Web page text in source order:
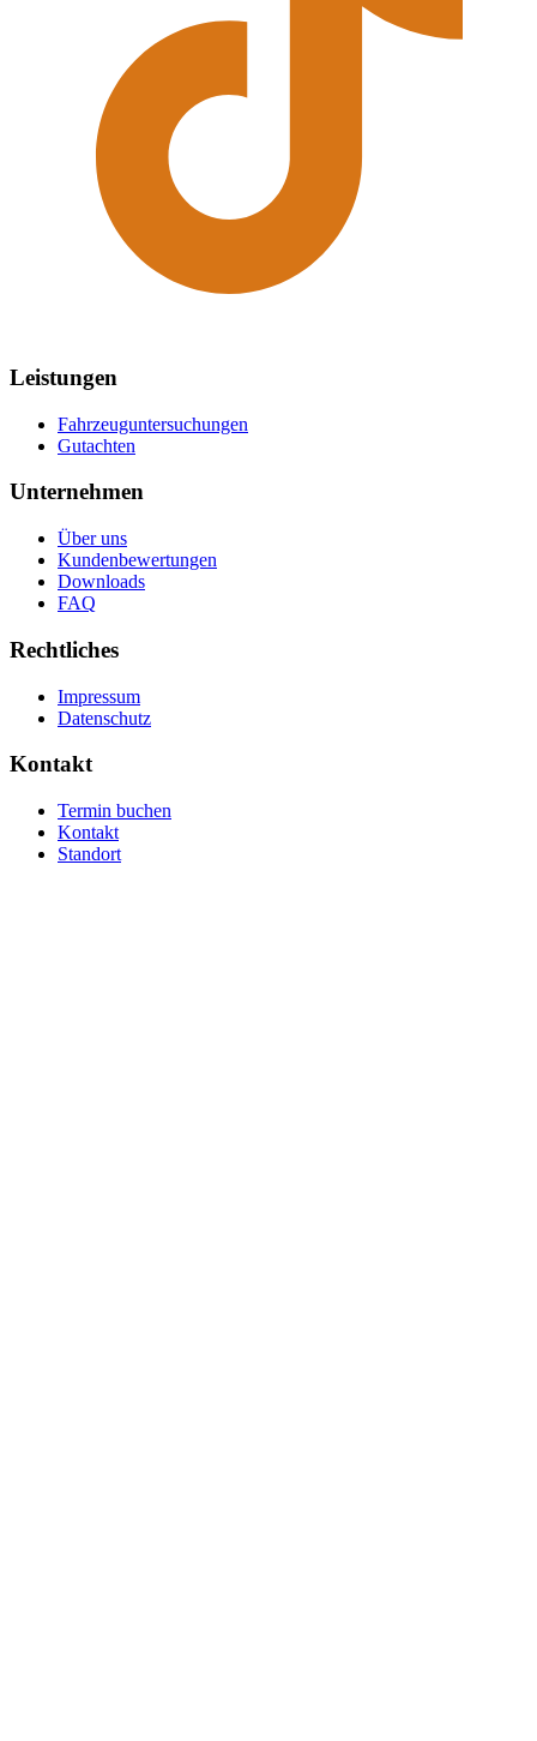
Leistungen
Fahrzeuguntersuchungen
Gutachten
Unternehmen
Über uns
Kundenbewertungen
Downloads
FAQ
Rechtliches
Impressum
Datenschutz
Kontakt
Termin buchen
Kontakt
Standort